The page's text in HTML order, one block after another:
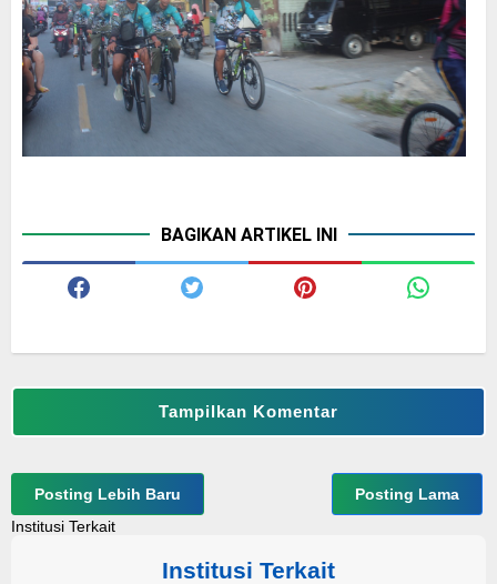
BAGIKAN ARTIKEL INI
Tampilkan Komentar
Posting Lebih Baru
Posting Lama
Institusi Terkait
Institusi Terkait